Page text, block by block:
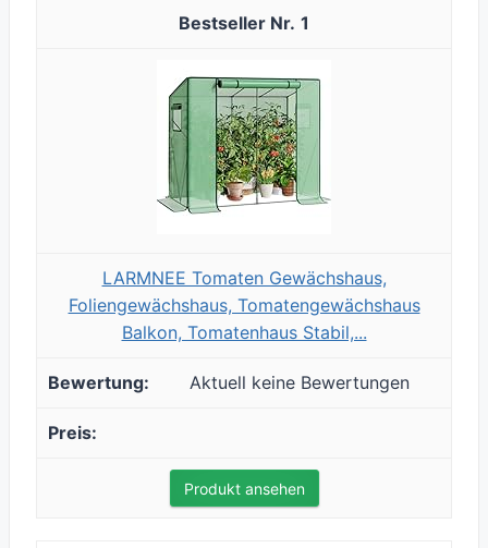
1
LARMNEE Tomaten Gewächshaus,
Foliengewächshaus, Tomatengewächshaus
Balkon, Tomatenhaus Stabil,...
Aktuell keine Bewertungen
Produkt ansehen